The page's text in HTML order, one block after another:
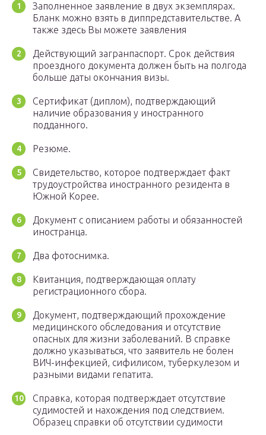
Заполненное заявление в двух экземплярах.
Бланк можно взять в диппредставительстве. А
также здесь Вы можете заявления
Действующий загранпаспорт. Срок действия
проездного документа должен быть на полгода
больше даты окончания визы.
Сертификат (диплом), подтверждающий
наличие образования у иностранного
подданного.
Резюме.
Свидетельство, которое подтверждает факт
трудоустройства иностранного резидента в
Южной Корее.
Документ с описанием работы и обязанностей
иностранца.
Два фотоснимка.
Квитанция, подтверждающая оплату
регистрационного сбора.
Документ, подтверждающий прохождение
медицинского обследования и отсутствие
опасных для жизни заболеваний. В справке
должно указываться, что заявитель не болен
ВИЧ-инфекцией, сифилисом, туберкулезом и
разными видами гепатита.
Справка, которая подтверждает отсутствие
судимостей и нахождения под следствием.
Образец справки об отсутствии судимости